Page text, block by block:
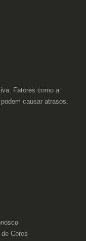
Fatores como a
causar atrasos.
de Cores